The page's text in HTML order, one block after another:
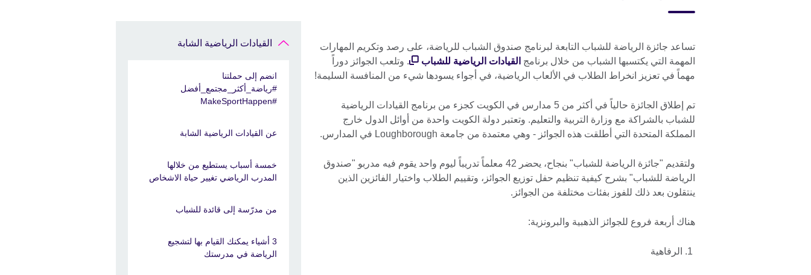
تساعد جائزة الرياضة للشباب التابعة لبرنامج صندوق الشباب للرياضة، على رصد وتكريم المهارات
المهمة التي يكتسبها الشباب من خلال برنامج القيادات الرياضية للشباب
. وتلعب الجوائز دوراً
مهماً في تعزيز انخراط الطلاب في الألعاب الرياضية، في أجواء يسودها شيء من المنافسة السليمة!
تم إطلاق الجائزة حالياً في أكثر من 5 مدارس في الكويت كجزء من برنامج القيادات الرياضية
للشباب بالشراكة مع وزارة التربية والتعليم. وتعتبر دولة الكويت واحدة من أوائل الدول خارج
المملكة المتحدة التي أطلقت هذه الجوائز - وهي معتمدة من جامعة Loughborough في المدارس.
ولتقديم "جائزة الرياضة للشباب" بنجاح، يحضر 42 معلماً تدريباً ليوم واحد يقوم فيه مدربو "صندوق
الرياضة للشباب" بشرح كيفية تنظيم حفل توزيع الجوائز، وتقييم الطلاب واختيار الفائزين الذين
ينتقلون بعد ذلك للفوز بفئات مختلفة من الجوائز.
هناك أربعة فروع للجوائز الذهبية والبرونزية:
القيادات الرياضية الشابة
انضم إلى حملتنا
#رياضة_أكثر_مجتمع_أفضل
#MakeSportHappen
عن القيادات الرياضية الشابة
خمسة أسباب يستطيع من خلالها
المدرب الرياضي تغيير حياة الاشخاص
من مدرّسة إلى قائدة للشباب
3 أشياء يمكنك القيام بها لتشجيع
الرياضة في مدرستك